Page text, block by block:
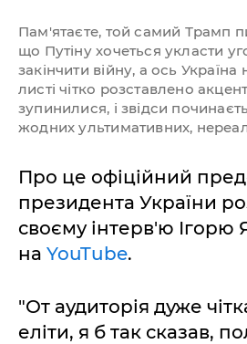
Пам'ятаєте, той самий Трамп
що Путіну хочеться укласти
закінчити війну, а ось
листі чітко розставлено
зупинилися, і звідси
жодних ультимативних,
Про це офіційний
президента України
своєму інтерв'ю Ігорю
на YouTube.
"От аудиторія дуже
еліти, я б так сказав,